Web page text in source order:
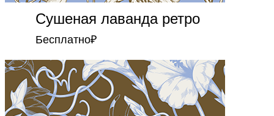
Сушеная лаванда ретро
Бесплатно₽